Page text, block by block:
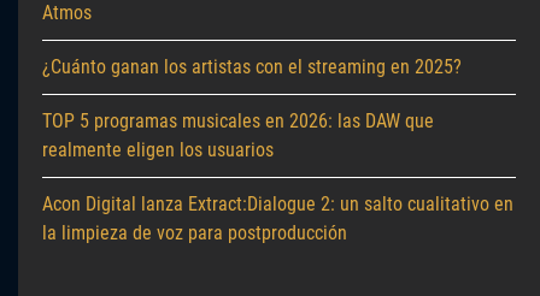
Atmos
¿Cuánto ganan los artistas con el streaming en 2025?
TOP 5 programas musicales en 2026: las DAW que
realmente eligen los usuarios
Acon Digital lanza Extract:Dialogue 2: un salto cualitativo en
la limpieza de voz para postproducción